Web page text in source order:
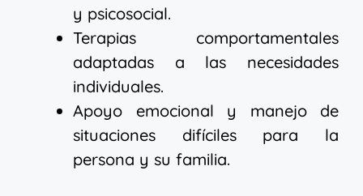
y psicosocial.
Terapias comportamentales
adaptadas a las necesidades
individuales.
Apoyo emocional y manejo de
situaciones difíciles para la
persona y su familia.